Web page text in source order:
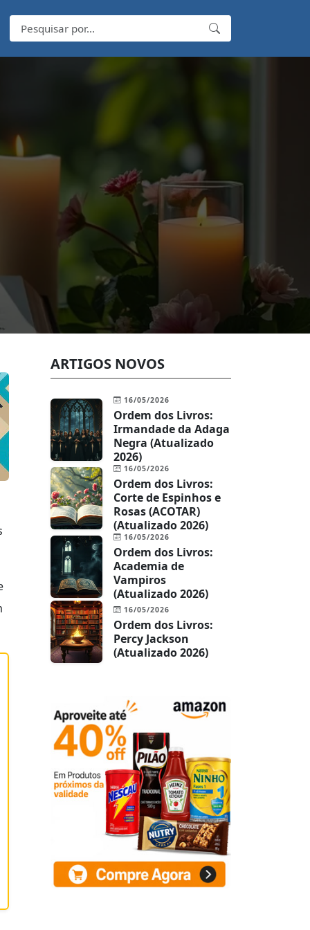
ARTIGOS NOVOS
16/05/2026
Ordem dos Livros:
Irmandade da Adaga
Negra (Atualizado
2026)
16/05/2026
Ordem dos Livros:
Corte de Espinhos e
Rosas (ACOTAR)
(Atualizado 2026)
16/05/2026
Ordem dos Livros:
Academia de
Vampiros
(Atualizado 2026)
16/05/2026
Ordem dos Livros:
Percy Jackson
(Atualizado 2026)